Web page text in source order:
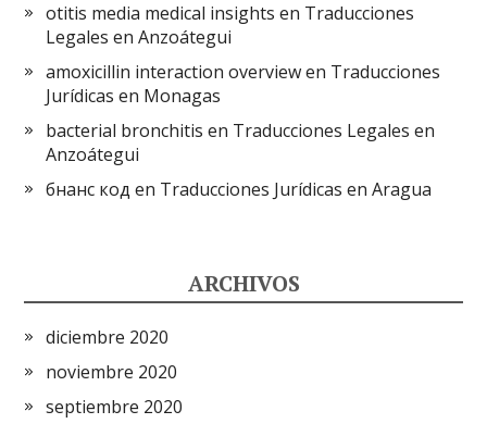
otitis media medical insights en Traducciones
Legales en Anzoátegui
amoxicillin interaction overviewen Traducciones
Jurídicas en Monagas
bacterial bronchitis en Traducciones Legales en
Anzoátegui
бнанс код en Traducciones Jurídicas en Aragua
ARCHIVOS
diciembre 2020
noviembre 2020
septiembre 2020